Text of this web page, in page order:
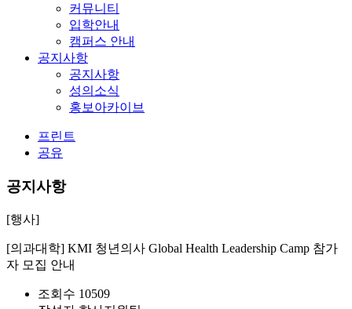
커뮤니티
입학안내
캠퍼스 안내
공지사항
공지사항
성의소식
홍보아카이브
프린트
공유
공지사항
[행사]
[의과대학] KMI 청년의사 Global Health Leadership Camp 참가
자 모집 안내
조회수 10509